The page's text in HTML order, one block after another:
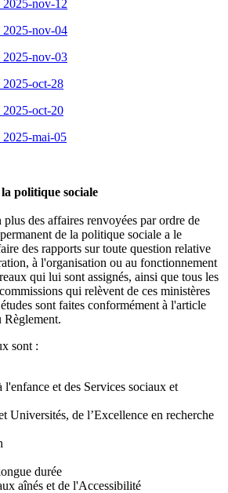
nov-12
2025-nov-04
2025-nov-03
2025-oct-28
2025-oct-20
mai-05
politique sociale
des affaires renvoyées par ordre de
de la politique sociale a le
des rapports sur toute question relative
à l'organisation ou au fonctionnement
qui lui sont assignés, ainsi que tous les
qui relèvent de ces ministères
sont faites conformément à l'article
Règlement.
sont :
l'enfance et des Services sociaux et
Universités, de l’Excellence en recherche
durée
aînés et de l'Accessibilité